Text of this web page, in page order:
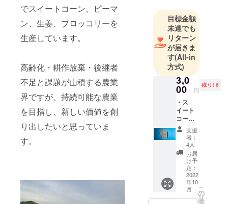
でスイートコーン、ピーマ
ン、生姜、ブロッコリーを
生産しています。
高齢化・耕作放棄・後継者
不足と課題が山積する農業
界ですが、持続可能な農業
を目指し、新しい価値を創
り出したいと思っていま
す。
目標金額
未達でも
リターン
が届きま
す(All-in
方式)
3,0
00 円
残り16
・ス
イート
コーン
から
作った
一筆箋
（2枚）
＊写真
は試作
時点の
和紙で
す。和
紙の外
支援
者：
4人
お届
け予
定：
2022
年10
月
こ
の
リ
タ